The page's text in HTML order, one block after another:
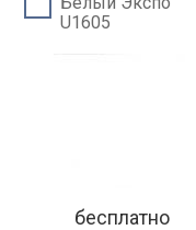
U1605
бесплатно